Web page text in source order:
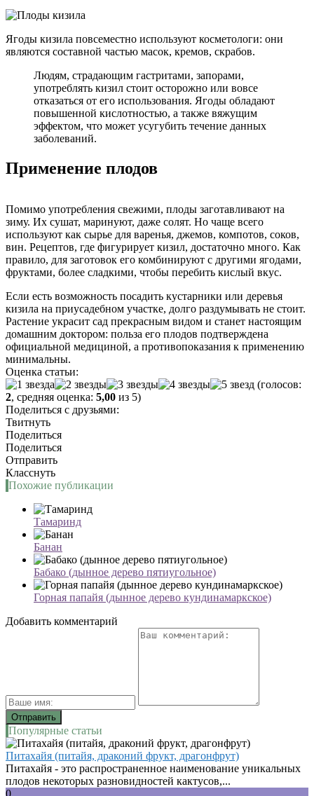
Ягоды кизила повсеместно используют косметологи: они
являются составной частью масок, кремов, скрабов.
Людям, страдающим гастритами, запорами,
употреблять кизил стоит осторожно или вовсе
отказаться от его использования. Ягоды обладают
повышенной кислотностью, а также вяжущим
эффектом, что может усугубить течение данных
заболеваний.
Применение плодов
Помимо употребления свежими, плоды заготавливают на
зиму. Их сушат, маринуют, даже солят. Но чаще всего
используют как сырье для варенья, джемов, компотов, соков,
вин. Рецептов, где фигурирует кизил, достаточно много. Как
правило, для заготовок его комбинируют с другими ягодами,
фруктами, более сладкими, чтобы перебить кислый вкус.
Если есть возможность посадить кустарники или деревья
кизила на приусадебном участке, долго раздумывать не стоит.
Растение украсит сад прекрасным видом и станет настоящим
домашним доктором: польза его плодов подтверждена
официальной медициной, а противопоказания к применению
минимальны.
Оценка статьи:
(голосов:
2, средняя оценка: 5,00 из 5)
Поделиться с друзьями:
Твитнуть
Поделиться
Поделиться
Отправить
Класснуть
Похожие публикации
Тамаринд
Банан
Бабако (дынное дерево пятиугольное)
Горная папайя (дынное дерево кундинамаркское)
Добавить комментарий
Популярные статьи
Питахайя (питайя, драконий фрукт, драгонфрут)
Питахайя - это распространенное наименование уникальных
плодов некоторых разновидностей кактусов,...
0